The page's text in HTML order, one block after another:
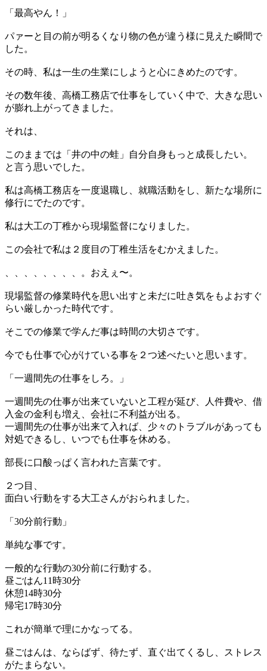
「最高やん！」
パァーと目の前が明るくなり物の色が違う様に見えた瞬間で
した。
その時、私は一生の生業にしようと心にきめたのです。
その数年後、高橋工務店で仕事をしていく中で、大きな思い
が膨れ上がってきました。
それは、
このままでは「井の中の蛙」自分自身もっと成長したい。
と言う思いでした。
私は高橋工務店を一度退職し、就職活動をし、新たな場所に
修行にでたのです。
私は大工の丁稚から現場監督になりました。
この会社で私は２度目の丁稚生活をむかえました。
、、、、、、、、。おえぇ〜。
現場監督の修業時代を思い出すと未だに吐き気をもよおすぐ
らい厳しかった時代です。
そこでの修業で学んだ事は時間の大切さです。
今でも仕事で心がけている事を２つ述べたいと思います。
「一週間先の仕事をしろ。」
一週間先の仕事が出来ていないと工程が延び、人件費や、借
入金の金利も増え、会社に不利益が出る。
一週間先の仕事が出来て入れば、少々のトラブルがあっても
対処できるし、いつでも仕事を休める。
部長に口酸っぱく言われた言葉です。
２つ目、
面白い行動をする大工さんがおられました。
「30分前行動」
単純な事です。
一般的な行動の30分前に行動する。
昼ごはん11時30分
休憩14時30分
帰宅17時30分
これが簡単で理にかなってる。
昼ごはんは、ならばず、待たず、直ぐ出てくるし、ストレス
がたまらない。